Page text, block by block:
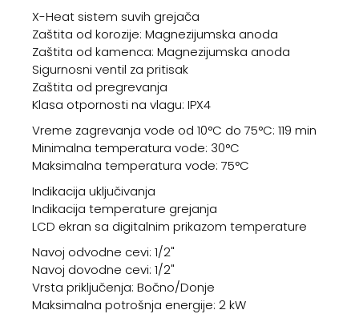
X-Heat sistem suvih grejača
Zaštita od korozije: Magnezijumska anoda
Zaštita od kamenca: Magnezijumska anoda
Sigurnosni ventil za pritisak
Zaštita od pregrevanja
Klasa otpornosti na vlagu: IPX4
Vreme zagrevanja vode od 10°C do 75°C: 119 min
Minimalna temperatura vode: 30°C
Maksimalna temperatura vode: 75°C
Indikacija uključivanja
Indikacija temperature grejanja
LCD ekran sa digitalnim prikazom temperature
Navoj odvodne cevi: 1/2"
Navoj dovodne cevi: 1/2"
Vrsta priključenja: Bočno/Donje
Maksimalna potrošnja energije: 2 kW